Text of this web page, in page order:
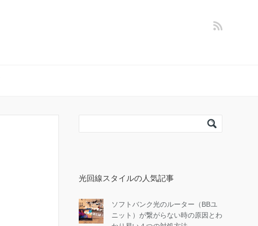
光回線スタイルの人気記事
ソフトバンク光のルーター（BBユ
ニット）が繋がらない時の原因とわ